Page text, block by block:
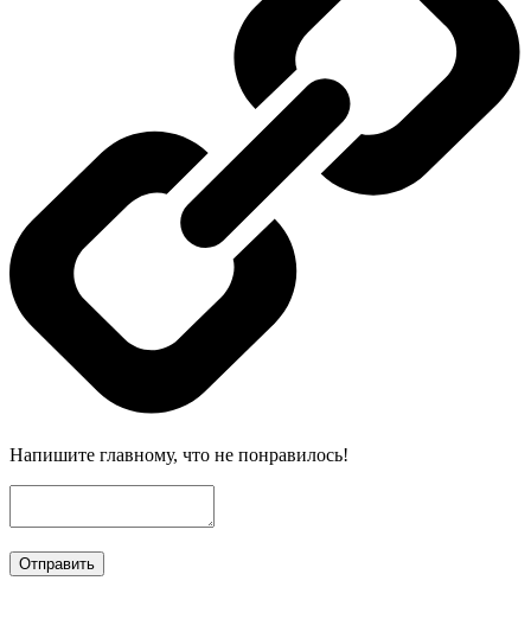
Напишите главному, что не понравилось!